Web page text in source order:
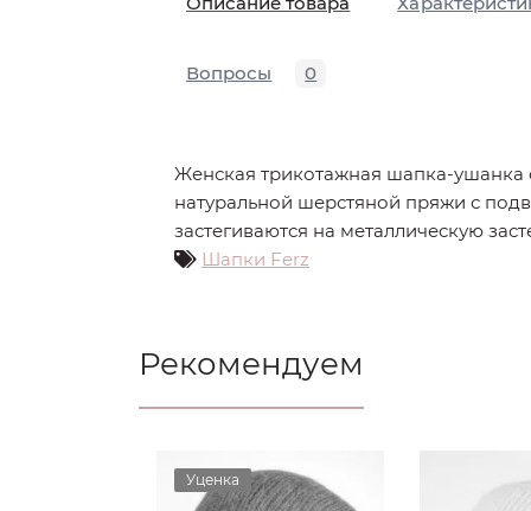
Вопросы 0
Женская трикотажная шапка-ушанка
натуральной шерстяной пряжи с
застегиваются на металлическую
Шапки Ferz
Рекомендуем
Уценка